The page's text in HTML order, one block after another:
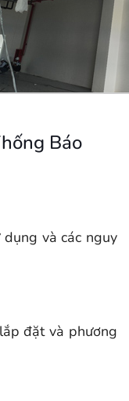
Báo
và các nguy
đặt và phương